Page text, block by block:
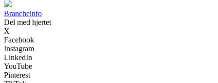
Brancheinfo
Del med hjertet
X
Facebook
Instagram
LinkedIn
YouTube
Pinterest